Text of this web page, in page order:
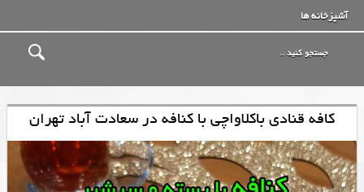
آشپزخانه ها
کافه قنادی باکلاواچی با کنافه در سعادت آباد تهران